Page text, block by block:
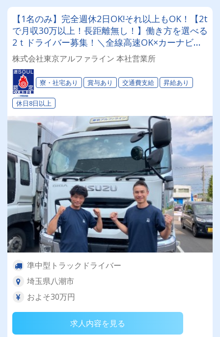
【1名のみ】完全週休2日OK!それ以上もOK！【2t
で月収30万以上！長距離無し！】働き方を選べる
2ｔドライバー募集！＼全線高速OK×カーナビ完
備／「歩合給ありで頑張りは給与に還元」される
から、モチベーションも常にMAX♪寮ありで遠方
からの応募も大歓迎★
株式会社東京アルファライン 本社営業所
寮・社宅あり 賞与あり 交通費支給 昇給あり
休日8日以上
準中型トラックドライバー
埼玉県八潮市
およそ30万円
求人内容を見る